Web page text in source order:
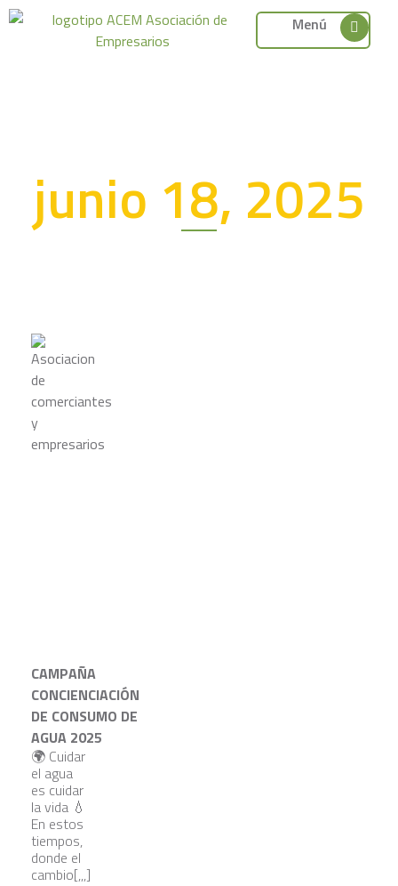
Menú
junio 18, 2025
CAMPAÑA
CONCIENCIACIÓN
DE CONSUMO DE
AGUA 2025
🌍 Cuidar
el agua
es cuidar
la vida 💧
En estos
tiempos,
donde el
cambio[,,,]